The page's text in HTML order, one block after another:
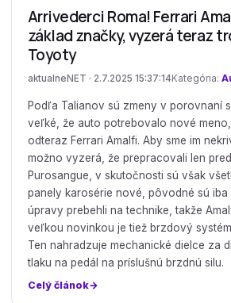
Arrivederci Roma! Ferrari
základ značky, vyzerá teraz
Toyoty
aktualneNET · 2.7.2025 15:37:14 Kategória:
Podľa Talianov sú zmeny v porovnaní
veľké, že auto potrebovalo nové
odteraz Ferrari Amalfi. Aby sme im
možno vyzerá, že prepracovali len
Purosangue, v skutočnosti sú však
panely karosérie nové, pôvodné sú iba
úpravy prebehli na technike, takže
veľkou novinkou je tiež brzdový
Ten nahradzuje mechanické dielce za
tlaku na pedál na príslušnú brzdnú silu.
Celý článok